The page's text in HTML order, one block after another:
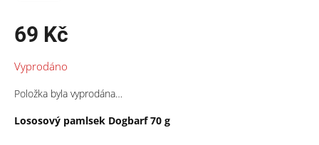
69 Kč
cena:
Vyprodáno
Položka byla vyprodána…
Lososový pamlsek Dogbarf 70 g